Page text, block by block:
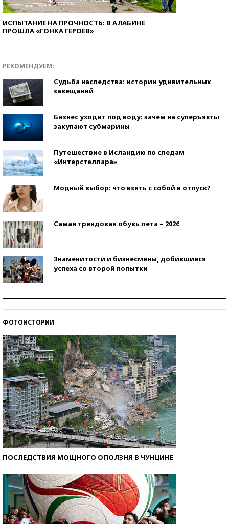
ИСПЫТАНИЕ НА ПРОЧНОСТЬ: В АЛАБИНЕ
ПРОШЛА «ГОНКА ГЕРОЕВ»
РЕКОМЕНДУЕМ:
Судьба наследства: истории удивительных
завещаний
Бизнес уходит под воду: зачем на суперъяхты
закупают субмарины
Путешествие в Исландию по следам
«Интерстеллара»
Модный выбор: что взять с собой в отпуск?
Самая трендовая обувь лета – 2026
Знаменитости и бизнесмены, добившиеся
успеха со второй попытки
ФОТОИСТОРИИ
ПОСЛЕДСТВИЯ МОЩНОГО ОПОЛЗНЯ В ЧУНЦИНЕ